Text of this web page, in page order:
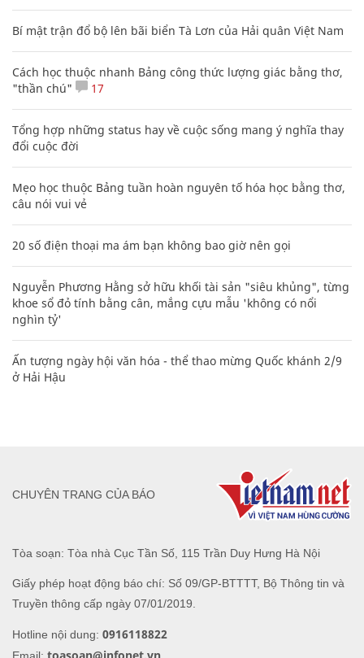
Bí mật trận đổ bộ lên bãi biển Tà Lơn của Hải quân Việt Nam
Cách học thuộc nhanh Bảng công thức lượng giác bằng thơ,
"thần chú"
17
Tổng hợp những status hay về cuộc sống mang ý nghĩa thay
đổi cuộc đời
Mẹo học thuộc Bảng tuần hoàn nguyên tố hóa học bằng thơ,
câu nói vui vẻ
20 số điện thoại ma ám bạn không bao giờ nên gọi
Nguyễn Phương Hằng sở hữu khối tài sản "siêu khủng", từng
khoe sổ đỏ tính bằng cân, mắng cựu mẫu 'không có nổi
nghìn tỷ'
Ấn tượng ngày hội văn hóa - thể thao mừng Quốc khánh 2/9
ở Hải Hậu
Tòa soạn: Tòa nhà Cục Tần Số, 115 Trần Duy Hưng Hà Nội
Giấy phép hoạt động báo chí: Số 09/GP-BTTTT, Bộ Thông tin và
Truyền thông cấp ngày 07/01/2019.
Hotline nội dung: 0916118822
CHUYÊN TRANG CỦA BÁO